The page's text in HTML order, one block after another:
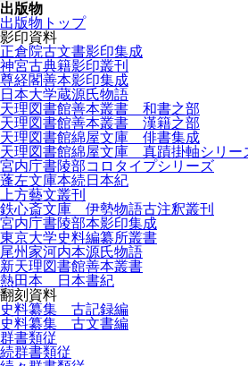
出版物
出版物トップ
影印資料
正倉院古文書影印集成
神宮古典籍影印叢刊
尊経閣善本影印集成
日本大学蔵源氏物語
天理図書館善本叢書 和書之部
天理図書館善本叢書 漢籍之部
天理図書館綿屋文庫 俳書集成
天理図書館綿屋文庫 真蹟掛軸シリー
宮内庁書陵部コロタイプシリーズ
蓬左文庫本続日本紀
上方藝文叢刊
鉄心斎文庫 伊勢物語古注釈叢刊
宮内庁書陵部本影印集成
東京大学史料編纂所叢書
尾州家河内本源氏物語
新天理図書館善本叢書
熱田本 日本書紀
翻刻資料
史料纂集 古記録編
史料纂集 古文書編
群書類従
続群書類従